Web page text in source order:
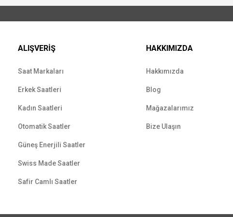
ALIŞVERİŞ
Saat Markaları
Erkek Saatleri
Kadın Saatleri
Otomatik Saatler
Güneş Enerjili Saatler
Swiss Made Saatler
Safir Camlı Saatler
HAKKIMIZDA
Hakkımızda
Blog
Mağazalarımız
Bize Ulaşın